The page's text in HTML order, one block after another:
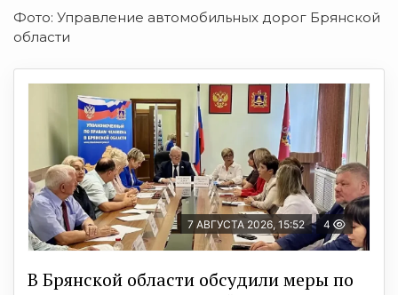
Фото: Управление автомобильных дорог Брянской
области
7 АВГУСТА 2026, 15:52 4
В Брянской области обсудили меры по